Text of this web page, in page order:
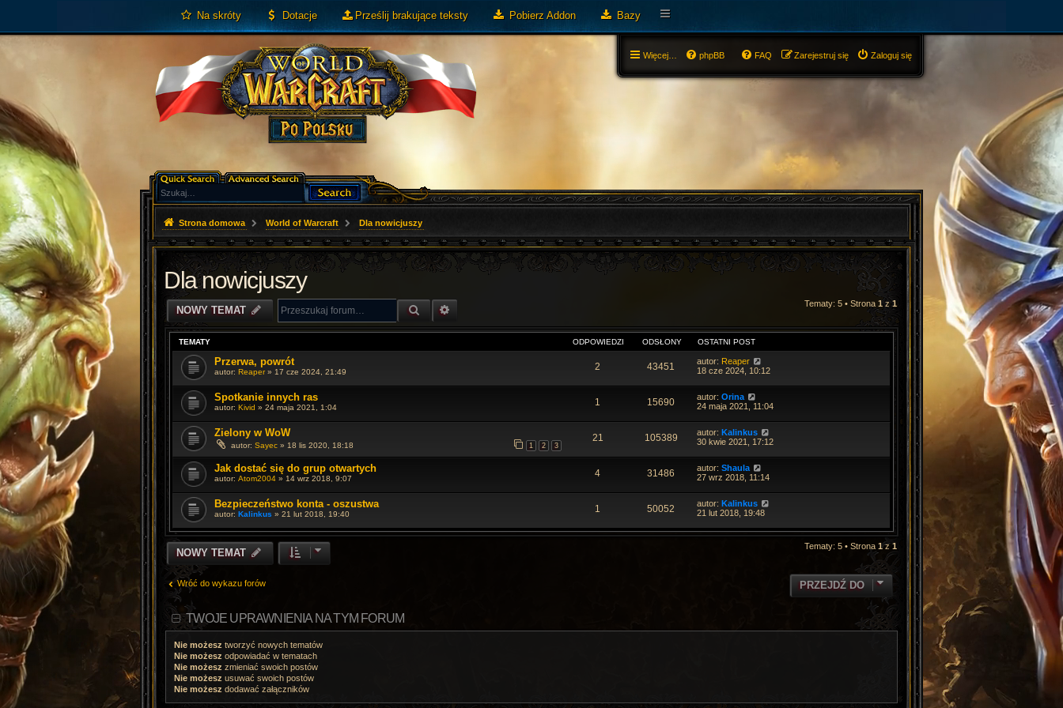
Na skróty Dotacje Prześlij brakujące teksty Pobierz Addon Bazy
Więcej… Zaloguj się
Zarejestruj się
FAQ
phpBB
Strona domowa World of Warcraft Dla nowicjuszy
Dla nowicjuszy
NOWY TEMAT SZUKAJ Tematy: 5 • Strona 1z 1
TEMATY ODPOWIEDZI ODSŁONY OSTATNI POST
Przerwa, powrót
autor: Reaper» 17 cze 2024, 21:49 2 43451 autor: Reaper
18 cze 2024, 10:12
Spotkanie innych ras
autor: Kivid » 24 maja 2021, 1:04 1 15690 autor: Orina
24 maja 2021, 11:04
Zielony w WoW
autor: Sayec » 18 lis 2020, 18:18 1 2 3
21 105389 autor: Kalinkus
30 kwie 2021, 17:12
Jak dostać się do grup otwartych
autor: Atom2004 » 14 wrz 2018, 9:07 4 31486 autor: Shaula
27 wrz 2018, 11:14
Bezpieczeństwo konta - oszustwa
autor: Kalinkus » 21 lut 2018, 19:40 1 50052 autor: Kalinkus
21 lut 2018, 19:48
NOWY TEMAT
Tematy: 5 • Strona 1z 1
Wróć do wykazu forów PRZEJDŹ DO
TWOJE UPRAWNIENIA NA TYM FORUM
Nie możesz tworzyć nowych tematów
Nie możesz odpowiadać w tematach
Nie możesz zmieniać swoich postów
Nie możesz usuwać swoich postów
Nie możesz dodawać załączników